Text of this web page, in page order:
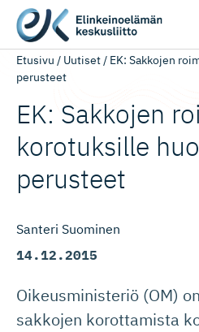
Etusivu / Uutiset/ EK: Sakkojen
perusteet
EK: Sakkojen
korotuksille
perusteet
Santeri Suominen
14.12.2015
Oikeusministeriö (OM)
sakkojen korottamista